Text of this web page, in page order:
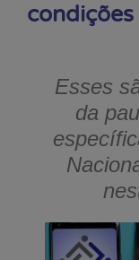
Esses
da